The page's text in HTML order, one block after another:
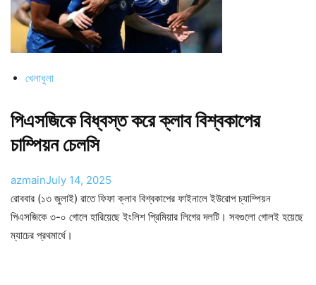
খেলাধুলা
পিএসজিকে বিধ্বস্ত করে ক্লাব বিশ্বকাপের
চাম্পিয়ন চেলসি
azmainJuly 14, 2025
রোববার (১৩ জুলাই) রাতে ফিফা ক্লাব বিশ্বকাপের ফাইনালে ইউরোপ চ্যাম্পিয়ন
পিএসজিকে ৩-০ গোলে হারিয়েছে ইংলিশ প্রিমিয়ার লিগের দলটি। সবগুলো গোলই হয়েছে
ম্যাচের প্রথমার্ধে।